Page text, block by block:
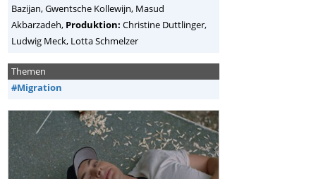
Bazijan, Gwentsche Kollewijn, Masud
Akbarzadeh, Produktion: Christine Duttlinger,
Ludwig Meck, Lotta Schmelzer
Themen
#Migration